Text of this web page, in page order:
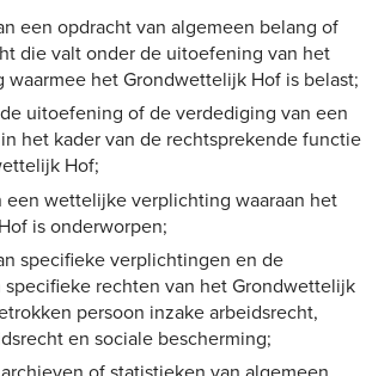
een opdracht van algemeen belang of
die valt onder de uitoefening van het
waarmee het Grondwettelijk Hof is belast;
uitoefening of de verdediging van een
het kader van de rechtsprekende functie
Hof;
een wettelijke verplichting waaraan het
is onderworpen;
specifieke verplichtingen en de
rechten van het Grondwettelijk
persoon inzake arbeidsrecht,
en sociale bescherming;